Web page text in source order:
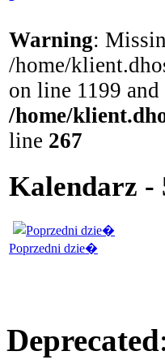
Warning:
/home/
on line 1199
/home/
line 267
Kalendarz -
Poprzedni dzie�
Deprecated